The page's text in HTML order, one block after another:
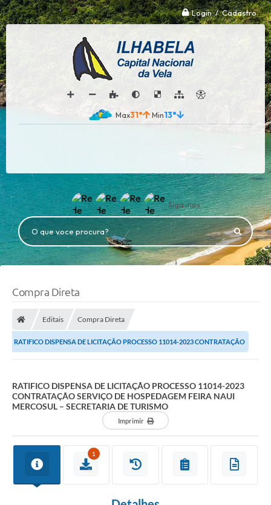
Login / Cadastro
31° 13°
Siga-nos
O que voce procura?
Compra Direta
Editais Compra Direta
RATIFICO DISPENSA DE LICITAÇÃO PROCESSO 11014-2023 CONTRATAÇÃO
RATIFICO DISPENSA DE LICITAÇÃO PROCESSO 11014-2023
CONTRATAÇÃO SERVIÇO DE HOSPEDAGEM FEIRA NAUI
MERCOSUL – SECRETARIA DE TURISMO
Imprimir
1